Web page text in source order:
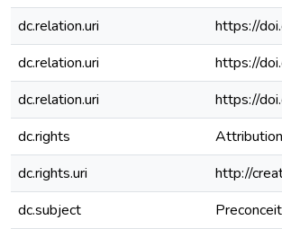
dc.relation.uri
https://
dc.relation.uri
https://
dc.relation.uri
https://
dc.rights
dc.rights.uri
http://
dc.subject